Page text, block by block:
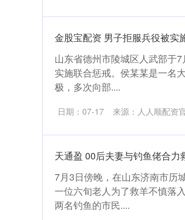
金股宝配资 男子拒服兵役被实
山东省德州市陵城区人武部于
实施联合惩戒。侯某某是一名
极，多次向部....
日期：07-17 来源：人人顺配资
天通盈 00后夫妻与钓鱼佬合
7月3日傍晚，在山东济南市历
一位六旬老人为了救羊不慎落
两名钓鱼的市民....